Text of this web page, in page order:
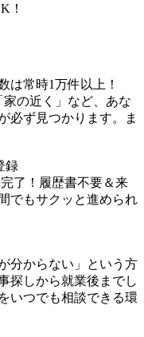
！
は常時1万件以上！
家の近く」など、あな
必ず見つかります。ま
録
了！履歴書不要＆来
でもサクッと進められ
分からない」という方
探しから就業後までし
いつでも相談できる環